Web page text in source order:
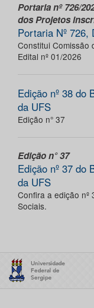
Portaria nº 726/
dos Projetos
Portaria Nº 726,
Constitui Comissão
Edital nº 01/2026
Edição nº 38 do
da UFS
Edição n° 37
Edição n° 37
Edição nº 37 do
da UFS
Confira a edição nº
Sociais.